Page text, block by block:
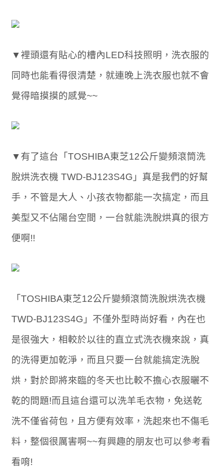
▼裡頭還有貼心的槽內LED科技照明，洗衣服的
同時也能看得很清楚，就連晚上洗衣服也就不會
覺得暗摸摸的感覺~~
▼有了這台「TOSHIBA東芝12公斤變頻滾筒洗
脫烘洗衣機 TWD-BJ123S4G」真是我們的好幫
手，不管是大人、小孩衣物都能一次搞定，而且
美型又不佔陽台空間，一台就能洗脫烘真的很方
便啊!!
「TOSHIBA東芝12公斤變頻滾筒洗脫烘洗衣機
TWD-BJ123S4G」不僅外型時尚好看，內在也
是很強大，相較於以往的直立式洗衣機來說，真
的洗得更加乾淨，而且只要一台就能搞定洗脫
烘，對於即將來臨的冬天也比較不擔心衣服曬不
乾的問題!而且這台還可以洗羊毛衣物，免送乾
洗不僅省荷包，且方便有效率，洗起來也不傷毛
料，整個很厲害啊~~有興趣的朋友也可以參考看
看唷!